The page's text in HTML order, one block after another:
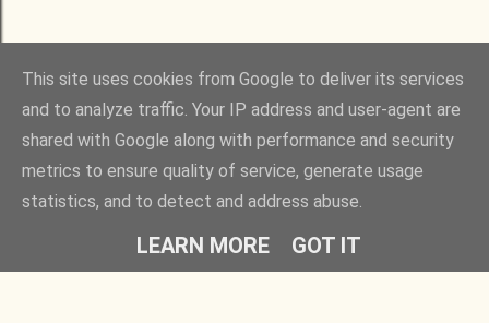
Obsługiwane przez usługę Blogger
This site uses cookies from Google to deliver its services
and to analyze traffic. Your IP address and user-agent are
shared with Google along with performance and security
metrics to ensure quality of service, generate usage
statistics, and to detect and address abuse.
LEARN MORE GOT IT